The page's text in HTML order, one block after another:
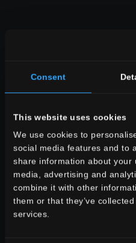
Consent
This website uses cookies
We use cookies to
social media features and to
share information about
media, advertising and
combine it with other
them or that they’ve
services.
salle des sèjour
cuisine
salle des bains
commercial
TOUTES LES
style
aspect pierre
aspect bois